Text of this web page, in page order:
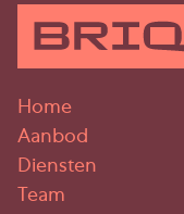
Home
Aanbod
Diensten
Team